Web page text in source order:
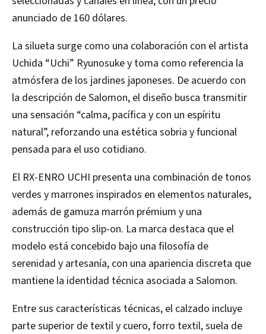
anunciado de 160 dólares.
La silueta surge como una colaboración con el artista
Uchida “Uchi” Ryunosuke y toma como referencia la
atmósfera de los jardines japoneses. De acuerdo con
la descripción de Salomon, el diseño busca transmitir
una sensación “calma, pacífica y con un espíritu
natural”, reforzando una estética sobria y funcional
pensada para el uso cotidiano.
El RX-ENRO UCHI presenta una combinación de tonos
verdes y marrones inspirados en elementos naturales,
además de gamuza marrón prémium y una
construcción tipo slip-on. La marca destaca que el
modelo está concebido bajo una filosofía de
serenidad y artesanía, con una apariencia discreta que
mantiene la identidad técnica asociada a Salomon.
Entre sus características técnicas, el calzado incluye
parte superior de textil y cuero, forro textil, suela de